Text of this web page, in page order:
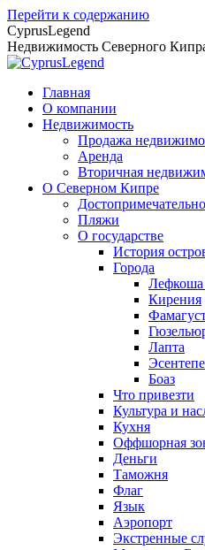
Перейти к содержанию
CyprusLegend
Недвижимость Северного
Главная
О компании
Недвижимость
Продажа
Аренда
Вторичная
О Северном Кипре
Пляжи
О государстве
История
Города
Кирения
Лапта
Эсентепе
Боаз
Что привезти
Культура и
Кухня
Оффшорная
Деньги
Таможня
Флаг
Язык
Аэропорт
Экстренные